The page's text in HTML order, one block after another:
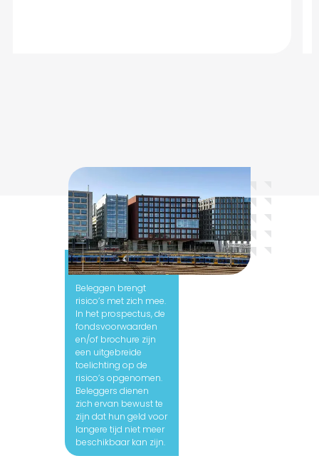
Let op:
Beleggen brengt
risico’s met zich mee.
In het prospectus, de
fondsvoorwaarden
en/of brochure zijn
een uitgebreide
toelichting op de
risico’s opgenomen.
Beleggers dienen
zich ervan bewust te
zijn dat hun geld voor
langere tijd niet meer
beschikbaar kan zijn.